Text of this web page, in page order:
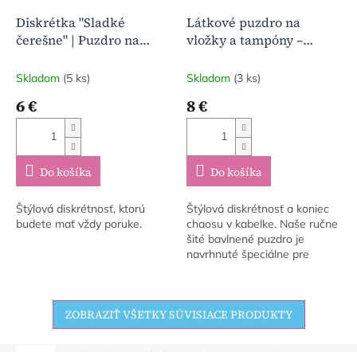
Diskrétka "Sladké
čerešne" | Puzdro na
Skladom (5 ks)
6 €
Do košíka
Štýlová diskrétnosť, ktorú
budete mať vždy poruke.
Látkové puzdro na
vložky a tampóny –
Skladom (3 ks)
8 €
Do košíka
Štýlová diskrétnosť a koniec
chaosu v kabelke. Naše ručne
šité bavlnené puzdro je
navrhnuté špeciálne pre
bezpečí, čistote...
ZOBRAZIŤ VŠETKY SÚVISIACE PRODUKTY